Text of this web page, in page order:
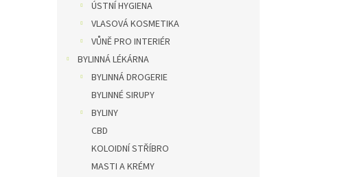
ÚSTNÍ HYGIENA
VLASOVÁ KOSMETIKA
VŮNĚ PRO INTERIÉR
BYLINNÁ LÉKÁRNA
BYLINNÁ DROGERIE
BYLINNÉ SIRUPY
BYLINY
CBD
KOLOIDNÍ STŘÍBRO
MASTI A KRÉMY